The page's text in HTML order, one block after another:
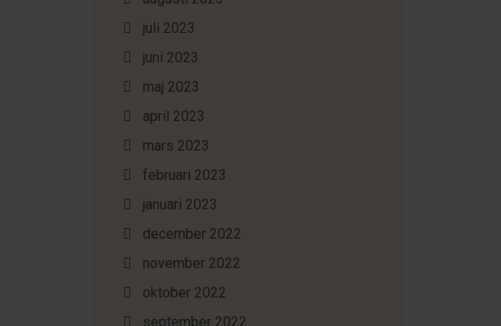
juli 2023
juni 2023
maj 2023
april 2023
mars 2023
februari 2023
januari 2023
december 2022
november 2022
oktober 2022
september 2022